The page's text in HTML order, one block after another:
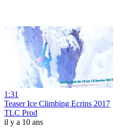
1:31
Teaser Ice Climbing Ecrins 2017
TLC Prod
il y a 10 ans